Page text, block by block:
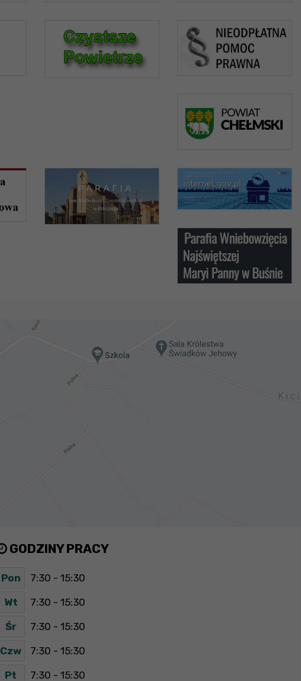
GODZINY PRACY
Pon 7:30 - 15:30
Wt 7:30 - 15:30
Śr 7:30 - 15:30
Czw 7:30 - 15:30
Pt 7:30 - 15:30